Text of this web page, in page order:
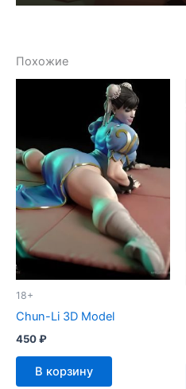
Похожие
18+
Chun-Li 3D Model
450₽
В корзину